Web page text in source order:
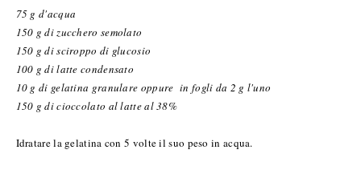
75 g d'acqua
150 g di zucchero semolato
150 g di sciroppo di glucosio
100 g di latte condensato
10 g di gelatina granulare oppure in fogli da 2 g l'uno
150 g di cioccolato al latte al 38%
Idratare la gelatina con 5 volte il suo peso in acqua.